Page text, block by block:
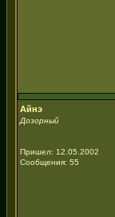
Айнэ
Дозорный
Пришел: 12.05.2002
Сообщения: 55